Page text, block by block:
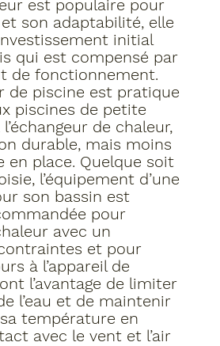
est populaire pour
son adaptabilité, elle
initial
qui est compensé par
de fonctionnement.
de piscine est pratique
piscines de petite
de chaleur,
durable, mais moins
en place. Quelque soit
l’équipement d’une
son bassin est
pour
avec un
et pour
à l’appareil de
l’avantage de limiter
l’eau et de maintenir
température en
avec le vent et l’air